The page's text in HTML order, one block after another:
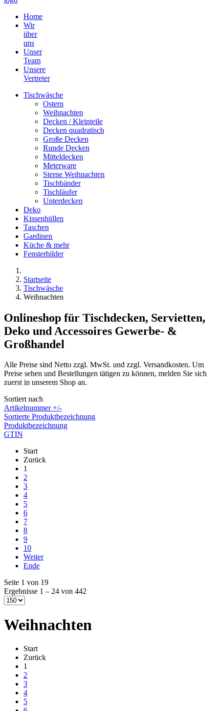
Home
Wir
über
uns
Unser
Team
Unsere
Vertreter
Tischwäsche
Ostern
Weihnachten
Decken / Kleinteile
Decken quadratisch
Große Decken
Runde Decken
Mitteldecken
Meterware
Sterne Weihnachten
Tischbänder
Tischläufer
Unterdecken
Deko
Kissenhüllen
Taschen
Gardinen
Küche & mehr
Fensterbilder
Startseite
Tischwäsche
Weihnachten
Onlineshop für Tischdecken, Servietten,
Deko und Accessoires Gewerbe- &
Großhandel
Alle Preise sind Netto zzgl. MwSt. und zzgl. Versandkosten. Um
Preise sehen und Bestellungen tätigen zu können, melden Sie sich
zuerst in unserem Shop an.
Sortiert nach
Artikelnummer +/-
Sortierte Produktbezeichnung
Produktbezeichnung
GTIN
Start
Zurück
1
2
3
4
5
6
7
8
9
10
Weiter
Ende
Seite 1 von 19
Ergebnisse 1 – 24 von 442
Weihnachten
Start
Zurück
1
2
3
4
5